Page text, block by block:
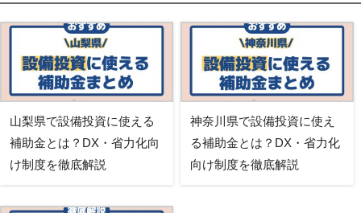
山梨県で設備投資に使える
補助金とは？DX・省力化向
け制度を徹底解説
神奈川県で設備投資に使え
る補助金とは？DX・省力化
向け制度を徹底解説